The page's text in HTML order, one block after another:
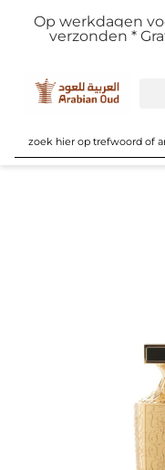
Op werkdagen
verzonden *